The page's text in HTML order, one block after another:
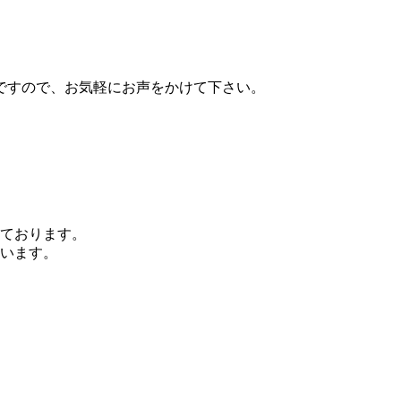
ので、お気軽にお声をかけて下さい。
おります。
ます。